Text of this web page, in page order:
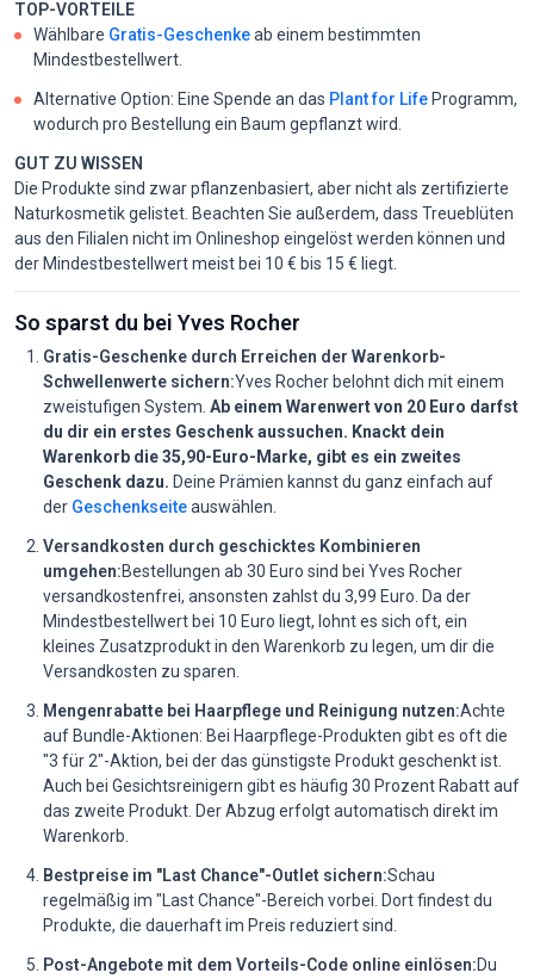
TOP-VORTEILE
Wählbare Gratis-Geschenkeab einem bestimmten
Mindestbestellwert.
Alternative Option: Eine Spende an das Plant for Life Programm,
wodurch pro Bestellung ein Baum gepflanzt wird.
GUT ZU WISSEN
Die Produkte sind zwar pflanzenbasiert, aber nicht als zertifizierte
Naturkosmetik gelistet. Beachten Sie außerdem, dass Treueblüten
aus den Filialen nicht im Onlineshop eingelöst werden können und
der Mindestbestellwert meist bei 10 € bis 15 € liegt.
So sparst du bei Yves Rocher
Gratis-Geschenke durch Erreichen der Warenkorb-
Schwellenwerte sichern:Yves Rocher belohnt dich mit einem
zweistufigen System. Ab einem Warenwert von 20 Euro darfst
du dir ein erstes Geschenk aussuchen. Knackt dein
Warenkorb die 35,90-Euro-Marke, gibt es ein zweites
Geschenk dazu. Deine Prämien kannst du ganz einfach auf
der Geschenkseiteauswählen.
Versandkosten durch geschicktes Kombinieren
umgehen:Bestellungen ab 30 Euro sind bei Yves Rocher
versandkostenfrei, ansonsten zahlst du 3,99 Euro. Da der
Mindestbestellwert bei 10 Euro liegt, lohnt es sich oft, ein
kleines Zusatzprodukt in den Warenkorb zu legen, um dir die
Versandkosten zu sparen.
Mengenrabatte bei Haarpflege und Reinigung nutzen:Achte
auf Bundle-Aktionen: Bei Haarpflege-Produkten gibt es oft die
"3 für 2"-Aktion, bei der das günstigste Produkt geschenkt ist.
Auch bei Gesichtsreinigern gibt es häufig 30 Prozent Rabatt auf
das zweite Produkt. Der Abzug erfolgt automatisch direkt im
Warenkorb.
Bestpreise im "Last Chance"-Outlet sichern:Schau
regelmäßig im "Last Chance"-Bereich vorbei. Dort findest du
Produkte, die dauerhaft im Preis reduziert sind.
Post-Angebote mit dem Vorteils-Code online einlösen:Du